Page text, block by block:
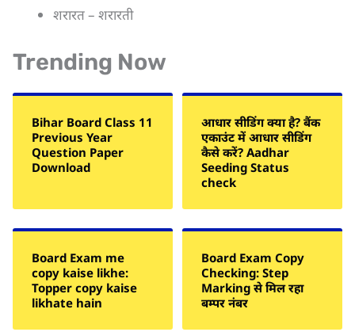
शरारत – शरारती
Trending Now
Bihar Board Class 11
Previous Year
Question Paper
Download
आधार सीडिंग क्या है? बैंक
एकाउंट में आधार सीडिंग
कैसे करें? Aadhar
Seeding Status
check
Board Exam me
copy kaise likhe:
Topper copy kaise
likhate hain
Board Exam Copy
Checking: Step
Marking से मिल रहा
बम्पर नंबर